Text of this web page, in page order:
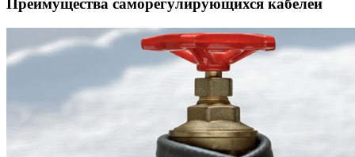
Преимущества саморегулирующихся кабелей